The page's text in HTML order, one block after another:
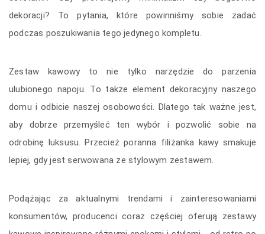
dekoracji? To pytania, które powinniśmy sobie zadać
podczas poszukiwania tego jedynego kompletu.
Zestaw kawowy to nie tylko narzędzie do parzenia
ulubionego napoju. To także element dekoracyjny naszego
domu i odbicie naszej osobowości. Dlatego tak ważne jest,
aby dobrze przemyśleć ten wybór i pozwolić sobie na
odrobinę luksusu. Przecież poranna filiżanka kawy smakuje
lepiej, gdy jest serwowana ze stylowym zestawem.
Podążając za aktualnymi trendami i zainteresowaniami
konsumentów, producenci coraz częściej oferują zestawy